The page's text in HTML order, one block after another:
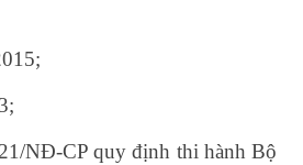
NĐ-CP quy định thi hành Bộ